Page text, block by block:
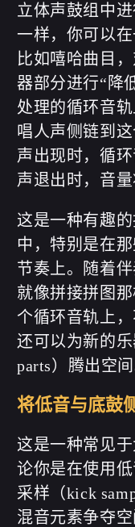
立体声鼓组中
一样，你可以
比如嘻哈曲目
器部分进行“降
处理的循环音
唱人声侧链到
声出现时，循
声退出时，音量
这是一种有趣
中，特别是在
节奏上。随着
就像拼接拼图
个循环音轨上
还可以为新的
parts）腾出空间
将低音与底鼓
这是一种常见
论你是在使用
采样（kick
混音元素争夺